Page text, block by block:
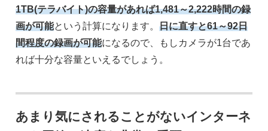
1TB(テラバイト)の容量があれば1,481～2,222時間の録
画が可能という計算になります。日に直すと61～92日
間程度の録画が可能になるので、もしカメラが1台であ
れば十分な容量といえるでしょう。
あまり気にされることがないインターネ